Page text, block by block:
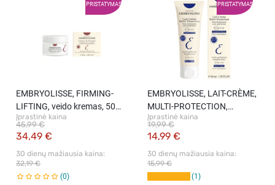
PRISTATYMAS
EMBRYOLISSE, FIRMING-
LIFTING, veido kremas, 50
ml.
Įprastinė kaina
34,49 €
45,99 €
30 dienų mažiausia kaina:
32,19 €
0
PRISTATYMAS
EMBRYOLISSE, LAIT-CRÈME,
MULTI-PROTECTION,
daugiafunkcė priemonė, SPF
20, 40 ml.
Įprastinė kaina
14,99 €
19,99 €
30 dienų mažiausia kaina:
15,99 €
1